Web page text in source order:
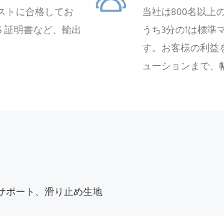
トに合格してお
証明書など、輸出
当社は800名以上
うち3分の1は標
す。お客様の利益
ューションまで
ポート、滑り止め生地